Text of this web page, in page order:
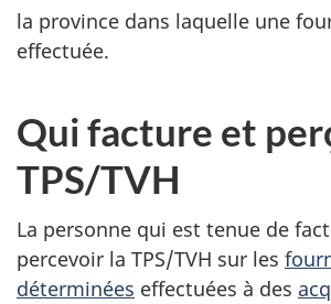
la province dans laquelle une
effectuée.
Qui facture et
TPS/TVH
La personne qui est tenue de
percevoir la TPS/TVH sur les
déterminées effectuées à des